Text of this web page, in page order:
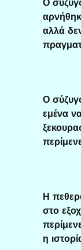
αλλά
Ο
εμένα
Η
στο
η